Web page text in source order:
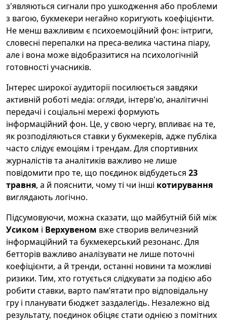
з'являються сигнали про ушкодження або проблеми
з вагою, букмекери негайно коригують коефіцієнти.
Не менш важливим є психоемоційний фон: інтриги,
словесні перепалки на преса-велика частина піару,
але і вона може відобразитися на психологічній
готовності учасників.
Інтерес широкої аудиторії посилюється завдяки
активній роботі медіа: огляди, інтерв'ю, аналітичні
передачі і соціальні мережі формують
інформаційний фон. Це, у свою чергу, впливає на те,
як розподіляються ставки у букмекерів, адже публіка
часто слідує емоціям і трендам. Для спортивних
журналістів та аналітиків важливо не лише
повідомити про те, що поєдинок відбудеться 23
травня, а й пояснити, чому ті чи інші котирування
виглядають логічно.
Підсумовуючи, можна сказати, що майбутній бій між
Усиком і Верхувеном вже створив величезний
інформаційний та букмекерський резонанс. Для
бетторів важливо аналізувати не лише поточні
коефіцієнти, а й тренди, останні новини та можливі
ризики. Тим, хто готується слідкувати за подією або
робити ставки, варто пам’ятати про відповідальну
гру і планувати бюджет заздалегідь. Незалежно від
результату, поєдинок обіцяє стати однією з помітних